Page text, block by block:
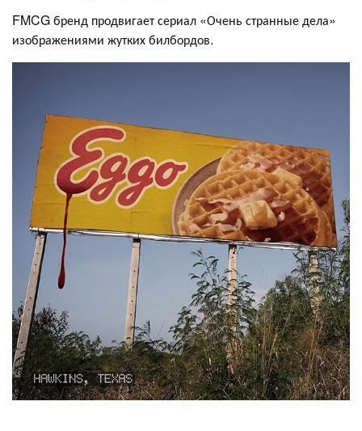
FMCG бренд продвигает сериал «Очень странные дела»
изображениями жутких билбордов.